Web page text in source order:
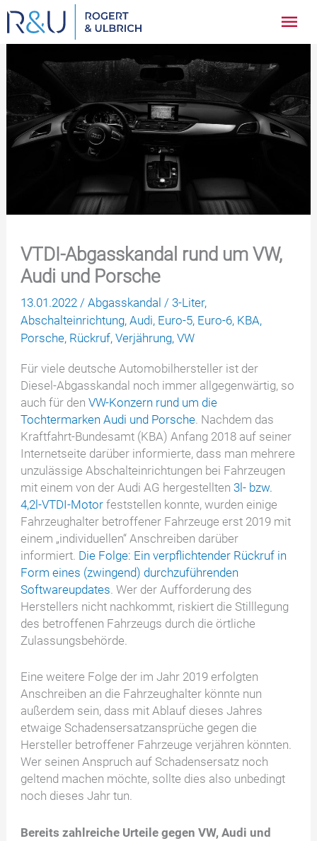
Zum
Inhalt
springen
VTDI-Abgasskandal rund um VW,
Audi und Porsche
13.01.2022/Abgasskandal / 3-Liter,
Abschalteinrichtung,Audi, Euro-5, Euro-6, KBA,
Porsche, Rückruf,Verjährung,VW
Für viele deutsche Automobilhersteller ist der
Diesel-Abgasskandal noch immer allgegenwärtig, so
auch für denVW-Konzern rund um die
Tochtermarken Audi und Porsche . Nachdem das
Kraftfahrt-Bundesamt (KBA) Anfang 2018 auf seiner
Internetseite darüber informierte, dass man mehrere
unzulässige Abschalteinrichtungen bei Fahrzeugen
mit einem von der Audi AG hergestellten 3l- bzw.
4,2l-VTDI-Motor feststellen konnte, wurden einige
Fahrzeughalter betroffener Fahrzeuge erst 2019 mit
einem „individuellen“ Anschreiben darüber
informiert. Die Folge: Ein verpflichtender Rückruf in
Form eines (zwingend) durchzuführenden
Softwareupdates . Wer der Aufforderung des
Herstellers nicht nachkommt, riskiert die Stilllegung
des betroffenen Fahrzeugs durch die örtliche
Zulassungsbehörde.
Eine weitere Folge der im Jahr 2019 erfolgten
Anschreiben an die Fahrzeughalter könnte nun
außerdem sein, dass mit Ablauf dieses Jahres
etwaige Schadensersatzansprüche gegen die
Hersteller betroffener Fahrzeuge verjähren könnten.
Wer seinen Anspruch auf Schadensersatz noch
geltend machen möchte, sollte dies also unbedingt
noch dieses Jahr tun.
Bereits zahlreiche Urteile gegen VW, Audi und